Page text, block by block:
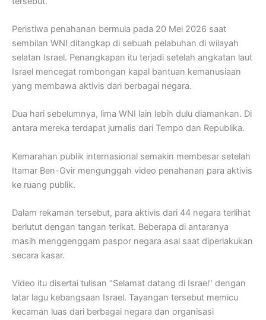
Peristiwa penahanan bermula pada 20 Mei 2026 saat
sembilan WNI ditangkap di sebuah pelabuhan di wilayah
selatan Israel. Penangkapan itu terjadi setelah angkatan laut
Israel mencegat rombongan kapal bantuan kemanusiaan
yang membawa aktivis dari berbagai negara.
Dua hari sebelumnya, lima WNI lain lebih dulu diamankan. Di
antara mereka terdapat jurnalis dari Tempo dan Republika.
Kemarahan publik internasional semakin membesar setelah
Itamar Ben-Gvir mengunggah video penahanan para aktivis
ke ruang publik.
Dalam rekaman tersebut, para aktivis dari 44 negara terlihat
berlutut dengan tangan terikat. Beberapa di antaranya
masih menggenggam paspor negara asal saat diperlakukan
secara kasar.
Video itu disertai tulisan “Selamat datang di Israel” dengan
latar lagu kebangsaan Israel. Tayangan tersebut memicu
kecaman luas dari berbagai negara dan organisasi